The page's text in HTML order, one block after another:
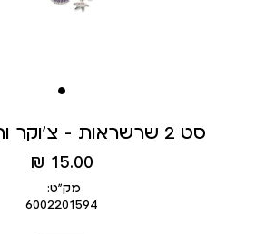
סט 2 שרשראות - צ’וקר ורוד נסיכות
מחיר
מוצר
15.00 ₪
מק״ט:
6002201594